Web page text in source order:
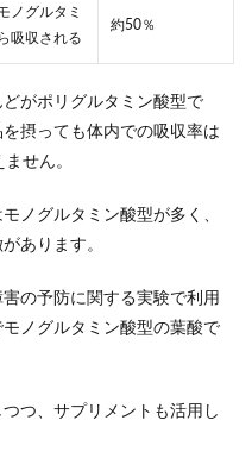
ノグルタミ
吸収される
約50％
がポリグルタミン酸型で
摂っても体内での吸収率は
せん。
ノグルタミン酸型が多く、
あります。
の予防に関する実験で利用
ノグルタミン酸型の葉酸で
つ、サプリメントも活用し